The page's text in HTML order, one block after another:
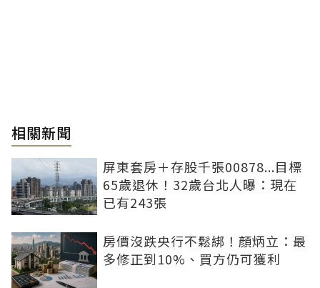
相關新聞
屏東套房＋存股千張00878...目標
65歲退休！32歲台北人曝：現在
已有243張
房價沒跌央行不鬆綁！顏炳立：最
多修正到10%、買方仍可獲利